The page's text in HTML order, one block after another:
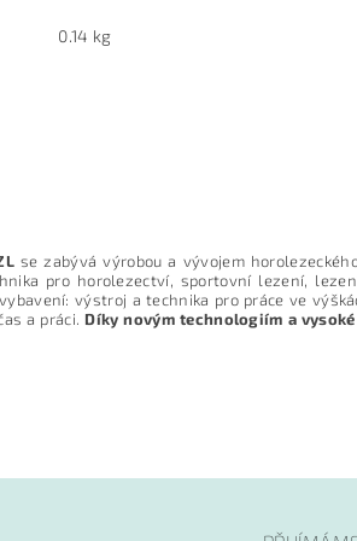
0.14 kg
se zabývá výrobou a vývojem
pro horolezectví, sportovní lezení,
výstroj a technika pro práce ve
a práci. Díky novým technologiím a